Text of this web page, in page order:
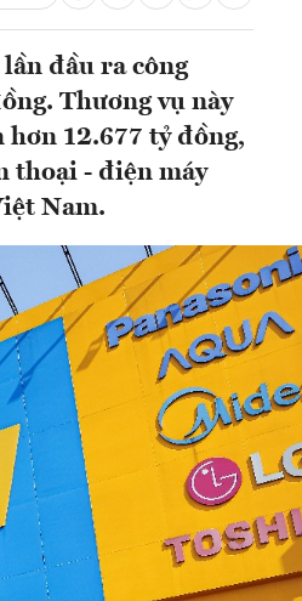
đầu ra công
Thương vụ này
12.677 tỷ đồng,
thoại - điện máy
Nam.